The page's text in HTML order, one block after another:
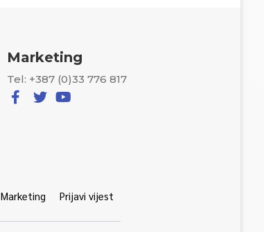
Marketing
Tel: +387 (0)33 776 817
Marketing Prijavi vijest